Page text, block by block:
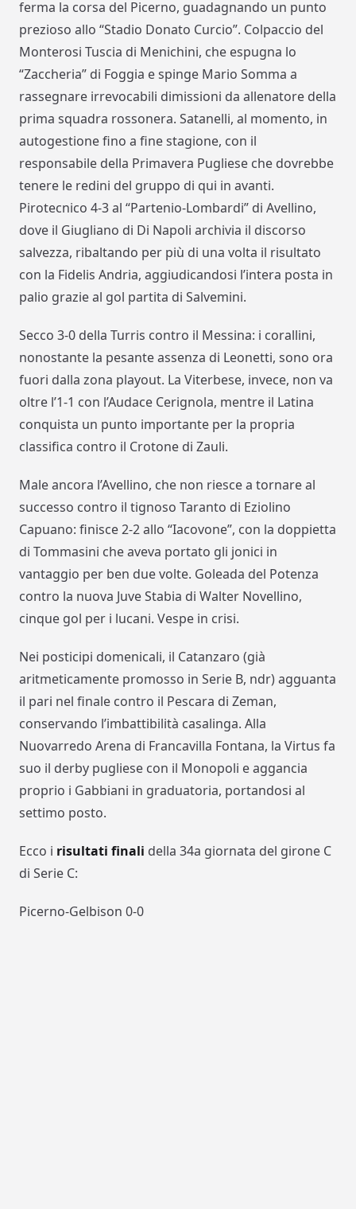
ferma la corsa del Picerno, guadagnando un punto
prezioso allo “Stadio Donato Curcio”. Colpaccio del
Monterosi Tuscia di Menichini, che espugna lo
“Zaccheria” di Foggia e spinge Mario Somma a
rassegnare irrevocabili dimissioni da allenatore della
prima squadra rossonera. Satanelli, al momento, in
autogestione fino a fine stagione, con il
responsabile della Primavera Pugliese che dovrebbe
tenere le redini del gruppo di qui in avanti.
Pirotecnico 4-3 al “Partenio-Lombardi” di Avellino,
dove il Giugliano di Di Napoli archivia il discorso
salvezza, ribaltando per più di una volta il risultato
con la Fidelis Andria, aggiudicandosi l’intera posta in
palio grazie al gol partita di Salvemini.
Secco 3-0 della Turris contro il Messina: i corallini,
nonostante la pesante assenza di Leonetti, sono ora
fuori dalla zona playout. La Viterbese, invece, non va
oltre l’1-1 con l’Audace Cerignola, mentre il Latina
conquista un punto importante per la propria
classifica contro il Crotone di Zauli.
Male ancora l’Avellino, che non riesce a tornare al
successo contro il tignoso Taranto di Eziolino
Capuano: finisce 2-2 allo “Iacovone”, con la doppietta
di Tommasini che aveva portato gli jonici in
vantaggio per ben due volte. Goleada del Potenza
contro la nuova Juve Stabia di Walter Novellino,
cinque gol per i lucani. Vespe in crisi.
Nei posticipi domenicali, il Catanzaro (già
aritmeticamente promosso in Serie B, ndr) agguanta
il pari nel finale contro il Pescara di Zeman,
conservando l’imbattibilità casalinga. Alla
Nuovarredo Arena di Francavilla Fontana, la Virtus fa
suo il derby pugliese con il Monopoli e aggancia
proprio i Gabbiani in graduatoria, portandosi al
settimo posto.
Ecco i risultati finali della 34a giornata del girone C
di Serie C:
Picerno-Gelbison 0-0